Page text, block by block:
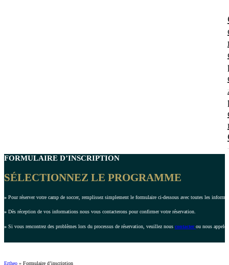
FORMULAIRE D’INSCRIPTION
SÉLECTIONNEZ LE PROGRAMME
» Pour réserver votre camp de soccer, remplissez simplement le formulaire ci-dessous avec toutes les
» Dès réception de vos informations nous vous contacterons pour confirmer votre réservation.
» Si vous rencontrez des problèmes lors du processus de réservation, veuillez nous contacterou nous
Ertheo » Formulaire d’inscription